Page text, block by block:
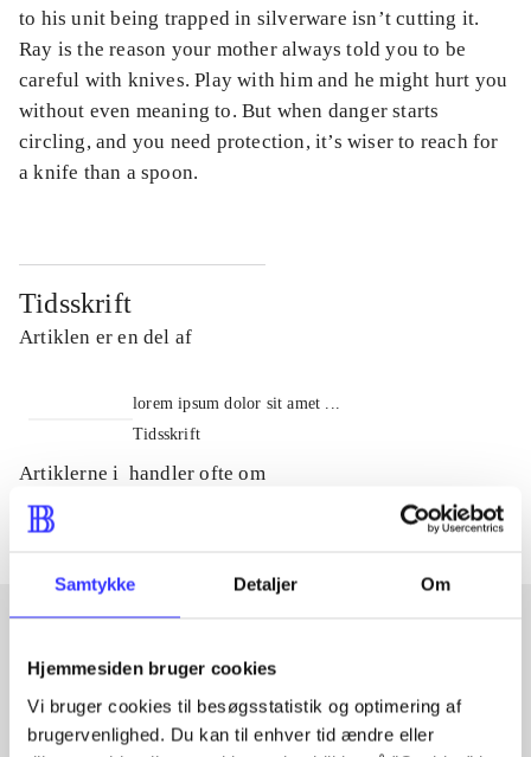
Samtykke Detaljer Om
Hjemmesiden bruger cookies
Vi bruger cookies til besøgsstatistik og optimering af
brugervenlighed. Du kan til enhver tid ændre eller
to his unit being trapped in silverware isn’t cutting it.
Ray is the reason your mother always told you to be
careful with knives. Play with him and he might hurt you
without even meaning to. But when danger starts
circling, and you need protection, it’s wiser to reach for
a knife than a spoon.
Tidsskrift
Artiklen er en del af
lorem ipsum dolor sit amet ...
Tidsskrift
Artiklerne i handler ofte om
Artikler med samme emner
Fra